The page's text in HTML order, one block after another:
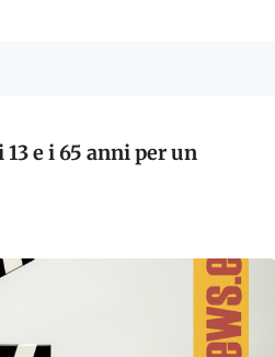
e i 65 anni per un